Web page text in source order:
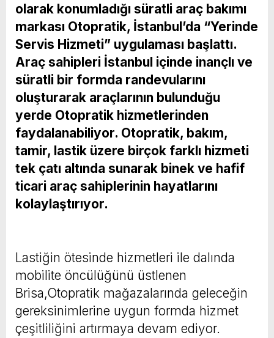
olarak konumladığı süratli araç bakımı
markası Otopratik, İstanbul’da “Yerinde
Servis Hizmeti” uygulaması başlattı.
Araç sahipleri İstanbul içinde inançlı ve
süratli bir formda randevularını
oluşturarak araçlarının bulunduğu
yerde Otopratik hizmetlerinden
faydalanabiliyor. Otopratik, bakım,
tamir, lastik üzere birçok farklı hizmeti
tek çatı altında sunarak binek ve hafif
ticari araç sahiplerinin hayatlarını
kolaylaştırıyor.
Lastiğin ötesinde hizmetleri ile dalında
mobilite öncülüğünü üstlenen
Brisa,Otopratik mağazalarında geleceğin
gereksinimlerine uygun formda hizmet
çeşitliliğini artırmaya devam ediyor.